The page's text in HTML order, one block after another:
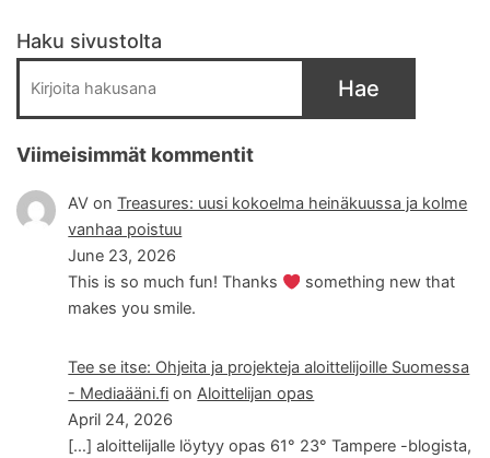
Haku sivustolta
Hae
Viimeisimmät kommentit
AV onTreasures: uusi kokoelma heinäkuussa ja kolme
vanhaa poistuu
June 23, 2026
This is so much fun! Thanks
something new that
makes you smile.
Tee se itse: Ohjeita ja projekteja aloittelijoille Suomessa
- Mediaääni.fi onAloittelijan opas
April 24, 2026
[…] aloittelijalle löytyy opas 61° 23° Tampere -blogista,